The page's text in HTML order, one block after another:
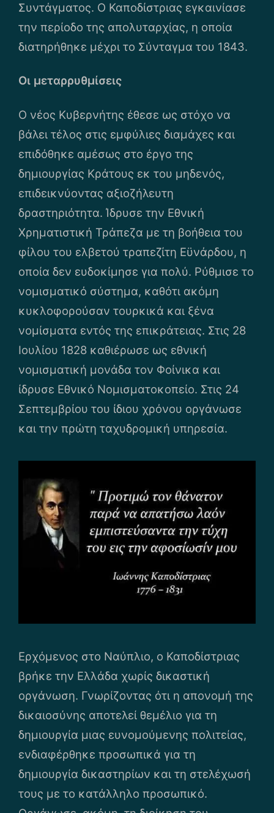
Συντάγματος. Ο Καποδίστριας εγκαινίασε
την περίοδο της απολυταρχίας, η οποία
διατηρήθηκε μέχρι το Σύνταγμα του 1843.
Οι μεταρρυθμίσεις
Ο νέος Κυβερνήτης έθεσε ως στόχο να
βάλει τέλος στις εμφύλιες διαμάχες και
επιδόθηκε αμέσως στο έργο της
δημιουργίας Κράτους εκ του μηδενός,
επιδεικνύοντας αξιοζήλευτη
δραστηριότητα. Ίδρυσε την Εθνική
Χρηματιστική Τράπεζα με τη βοήθεια του
φίλου του ελβετού τραπεζίτη Εϋνάρδου, η
οποία δεν ευδοκίμησε για πολύ. Ρύθμισε το
νομισματικό σύστημα, καθότι ακόμη
κυκλοφορούσαν τουρκικά και ξένα
νομίσματα εντός της επικράτειας. Στις 28
Ιουλίου 1828 καθιέρωσε ως εθνική
νομισματική μονάδα τον Φοίνικα και
ίδρυσε Εθνικό Νομισματοκοπείο. Στις 24
Σεπτεμβρίου του ίδιου χρόνου οργάνωσε
και την πρώτη ταχυδρομική υπηρεσία.
Ερχόμενος στο Ναύπλιο, ο Καποδίστριας
βρήκε την Ελλάδα χωρίς δικαστική
οργάνωση. Γνωρίζοντας ότι η απονομή της
δικαιοσύνης αποτελεί θεμέλιο για τη
δημιουργία μιας ευνομούμενης πολιτείας,
ενδιαφέρθηκε προσωπικά για τη
δημιουργία δικαστηρίων και τη στελέχωσή
τους με το κατάλληλο προσωπικό.